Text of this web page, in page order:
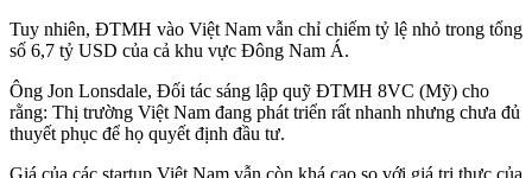
Tuy nhiên, ĐTMH vào Việt Nam vẫn chỉ chiếm tỷ lệ nhỏ trong tổng
số 6,7 tỷ USD của cả khu vực Đông Nam Á.
Ông Jon Lonsdale, Đối tác sáng lập quỹ ĐTMH 8VC (Mỹ) cho
rằng: Thị trường Việt Nam đang phát triển rất nhanh nhưng chưa đủ
thuyết phục để họ quyết định đầu tư.
Giá của các startup Việt Nam vẫn còn khá cao so với giá trị thực của